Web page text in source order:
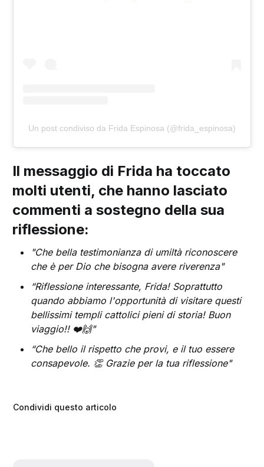
Un post condiviso da Frida Espinosa (@frida_espinosa)
Il messaggio di Frida ha toccato
molti utenti, che hanno lasciato
commenti a sostegno della sua
riflessione:
"Che bella testimonianza di umiltà riconoscere
che è per Dio che bisogna avere riverenza"
“Riflessione interessante, Frida! Soprattutto
quando abbiamo l'opportunità di visitare questi
bellissimi templi cattolici pieni di storia! Buon
viaggio!! ❤️🙌"
“Che bello il rispetto che provi, e il tuo essere
consapevole. 👏 Grazie per la tua riflessione"
Condividi questo articolo